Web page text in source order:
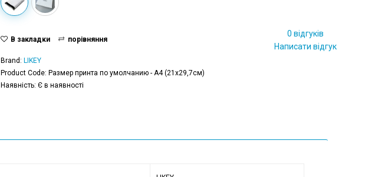
В закладки порівняння
Brand: LIKEY
Product Code: Размер принта по умолчанию - А4 (21x29,7см)
Наявність: Є в наявності
0 відгуків
Написати відгук